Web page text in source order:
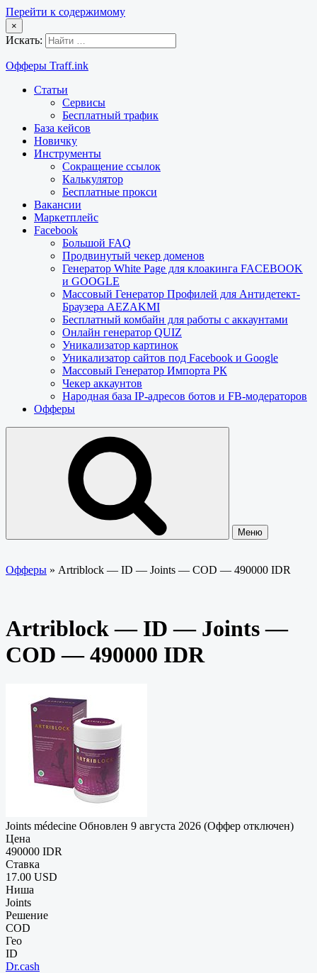
Перейти к содержимому
×
Искать:
Офферы Traff.ink
Статьи
Сервисы
Бесплатный трафик
База кейсов
Новичку
Инструменты
Сокращение ссылок
Калькулятор
Бесплатные прокси
Вакансии
Маркетплейс
Facebook
Большой FAQ
Продвинутый чекер доменов
Генератор White Page для клоакинга FACEBOOK
и GOOGLE
Массовый Генератор Профилей для Антидетект-
Браузера AEZAKMI
Бесплатный комбайн для работы с аккаунтами
Онлайн генератор QUIZ
Уникализатор картинок
Уникализатор сайтов под Facebook и Google
Массовый Генератор Импорта РК
Чекер аккаунтов
Народная база IP-адресов ботов и FB-модераторов
Офферы
Меню
Офферы » Artriblock — ID — Joints — COD — 490000 IDR
Artriblock — ID — Joints —
COD — 490000 IDR
Joints médecine Обновлен 9 августа 2026 (Оффер отключен)
Цена
490000 IDR
Ставка
17.00 USD
Ниша
Joints
Решение
COD
Гео
ID
Dr.cash